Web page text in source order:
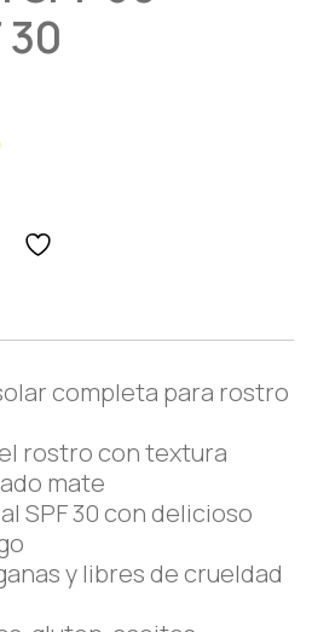
30
completa para rostro
rostro con textura
mate
SPF 30 con delicioso
y libres de crueldad